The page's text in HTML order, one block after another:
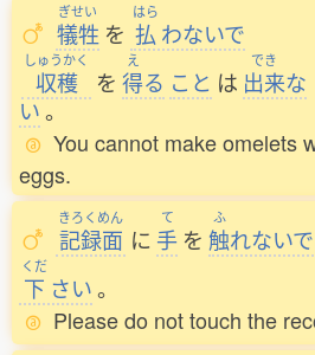
ぎせい
犠牲 を
はら
払 わないで
しゅうかく
収穫 を
え
得る こと は
でき
出来な
い。
You cannot make omelets
eggs.
きろくめん
記録面 に
て
手 を
ふ
触れないで
くだ
下 さい。
Please do not touch the